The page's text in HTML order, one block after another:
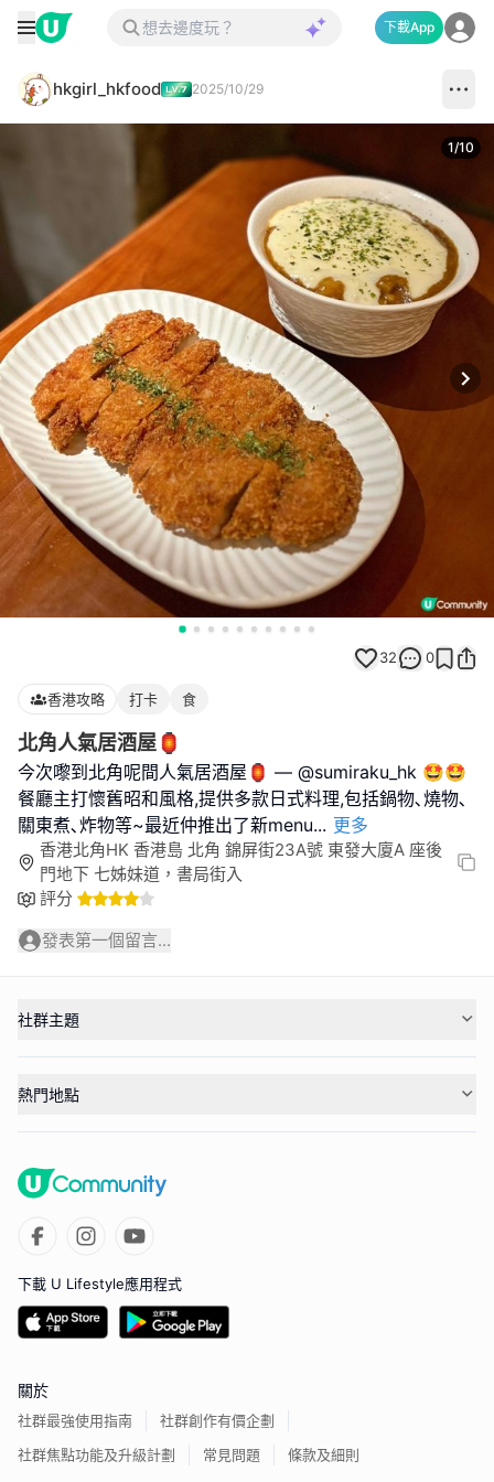
下載App
hkgirl_hkfood 2025/10/29
1/10
32 0
香港攻略 打卡 食
北角人氣居酒屋🏮
今次嚟到北角呢間人氣居酒屋🏮 — @sumiraku_hk 🤩🤩
餐廳主打懷舊昭和風格,提供多款日式料理,包括鍋物､燒物､
關東煮､炸物等~最近仲推出了新menu... 更多
香港北角HK 香港島 北角 錦屏街23A號 東發大廈A 座後
門地下 七姊妹道，書局街入
評分
發表第一個留言...
社群主題
熱門地點
下載 U Lifestyle應用程式
關於
社群最強使用指南
社群創作有價企劃
社群焦點功能及升級計劃
常見問題 條款及細則